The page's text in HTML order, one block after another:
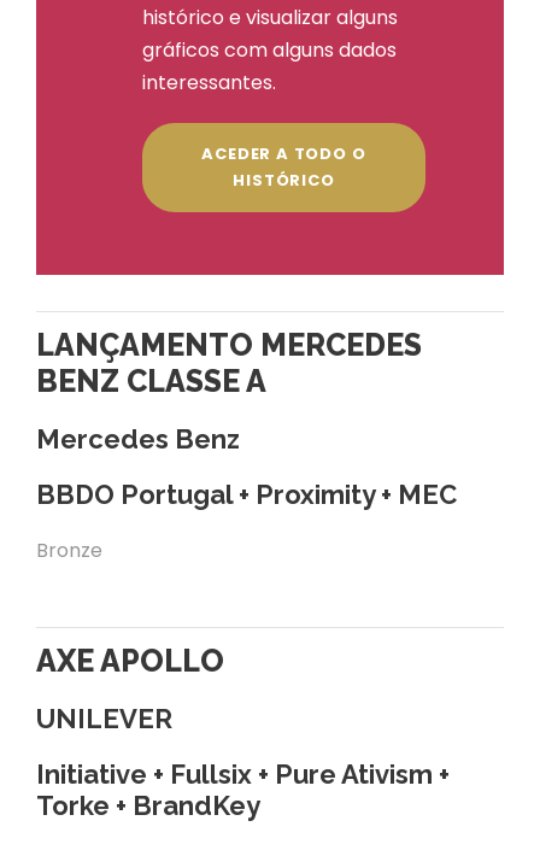
histórico e visualizar alguns
gráficos com alguns dados
interessantes.
ACEDER A TODO O
HISTÓRICO
LANÇAMENTO MERCEDES
BENZ CLASSE A
Mercedes Benz
BBDO Portugal + Proximity + MEC
Bronze
AXE APOLLO
UNILEVER
Initiative + Fullsix + Pure Ativism +
Torke + BrandKey